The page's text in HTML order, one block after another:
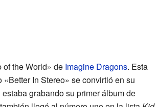
the World» de Imagine Dragons. Esta
«Better In Stereo» se convirtió en su
grabando su primer álbum de